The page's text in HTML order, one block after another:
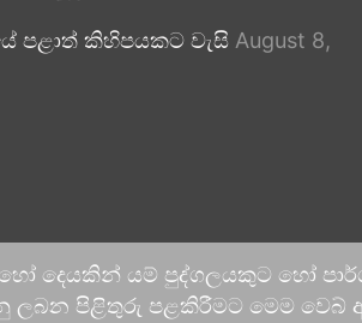
පළාත් කිහිපයකට වැසි August 8,
හෝ දෙයකින් යම් පුද්ගලයකුට හෝ
පිළිතුරු පළකිරීමට මෙම වෙබ්